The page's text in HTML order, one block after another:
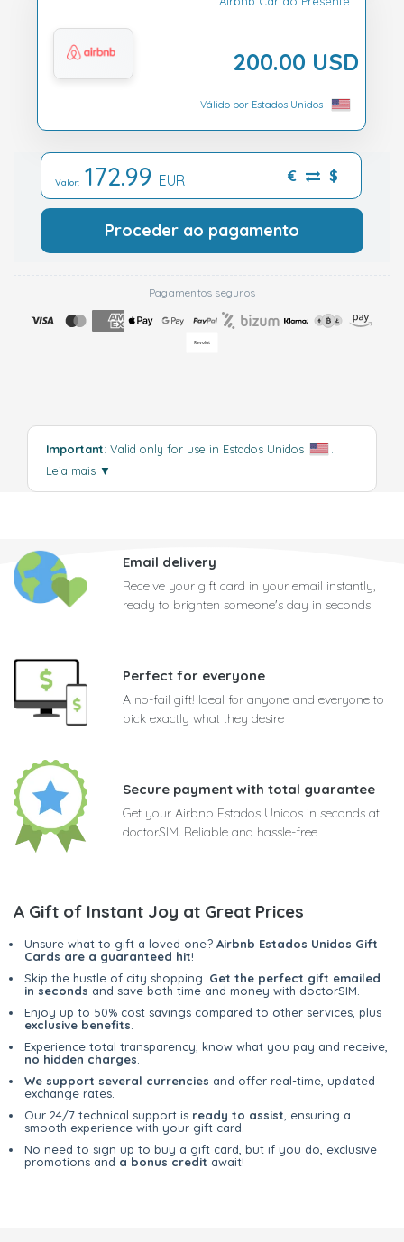
200.00 USD
Válido por Estados Unidos
Valor: 172.99 EUR € $
Proceder ao pagamento
Pagamentos seguros
Important: Valid only for use in Estados Unidos
Leia mais ▼
Email delivery
Receive your gift card in your email instantly,
ready to brighten someone's day in seconds
Perfect for everyone
A no-fail gift! Ideal for anyone and everyone to
pick exactly what they desire
Secure payment with total guarantee
Get your Airbnb Estados Unidos in seconds at
doctorSIM. Reliable and hassle-free
A Gift of Instant Joy at Great Prices
Unsure what to gift a loved one? Airbnb Estados Unidos Gift
Cards are a guaranteed hit!
Skip the hustle of city shopping. Get the perfect gift emailed
in seconds and save both time and money with doctorSIM.
Enjoy up to 50% cost savings compared to other services, plus
exclusive benefits
Experience total transparency; know what you pay and receive,
no hidden charges
We support several currencies and offer real-time, updated
exchange rates.
Our 24/7 technical support is ready to assist , ensuring a
smooth experience with your gift card.
No need to sign up to buy a gift card, but if you do, exclusive
promotions and a bonus credit await!